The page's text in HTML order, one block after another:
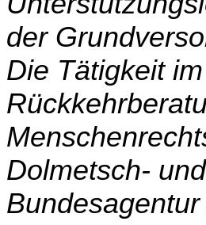
der
Die Tätigkeit
Dolmetsch-